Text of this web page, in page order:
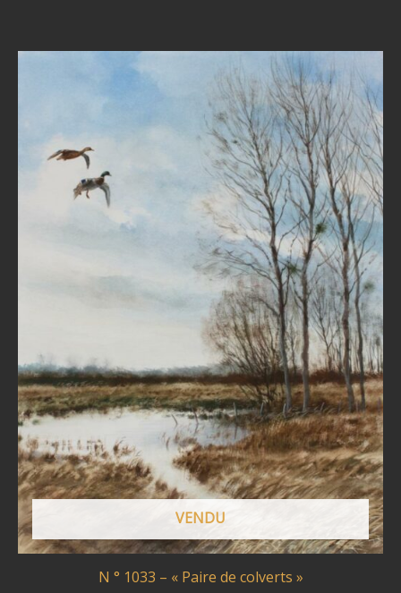
VENDU
N ° 1033 – « Paire de colverts »